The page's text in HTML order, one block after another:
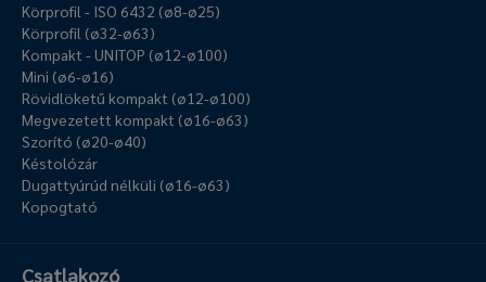
Körprofil - ISO 6432 (ø8-ø25)
Körprofil (ø32-ø63)
Kompakt - UNITOP (ø12-ø100)
Mini (ø6-ø16)
Rövidlöketű kompakt (ø12-ø100)
Megvezetett kompakt (ø16-ø63)
Szorító (ø20-ø40)
Késtolózár
Dugattyúrúd nélküli (ø16-ø63)
Kopogtató
Csatlakozó